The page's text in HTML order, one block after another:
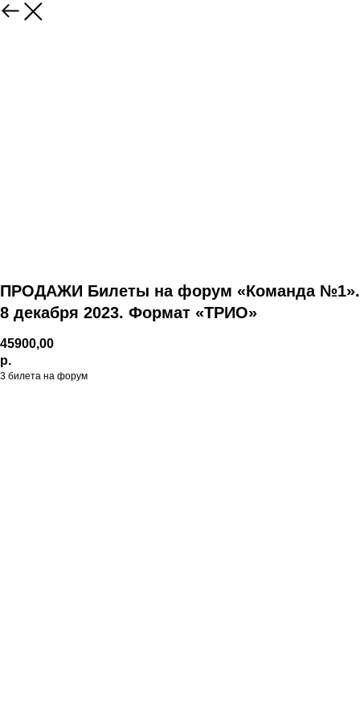
ПРОДАЖИ Билеты на форум «Команда №1».
8 декабря 2023. Формат «ТРИО»
45900,00
р.
3 билета на форум